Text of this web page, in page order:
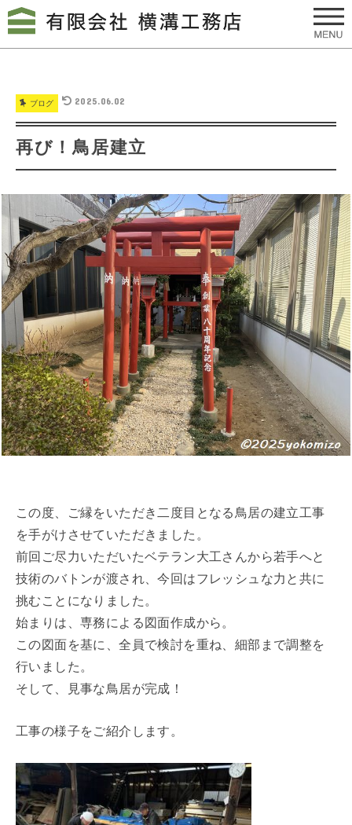
ブログ 2025.06.02
再び！鳥居建立
この度、ご縁をいただき二度目となる鳥居の建立工事
を手がけさせていただきました。
前回ご尽力いただいたベテラン大工さんから若手へと
技術のバトンが渡され、今回はフレッシュな力と共に
挑むことになりました。
始まりは、専務による図面作成から。
この図面を基に、全員で検討を重ね、細部まで調整を
行いました。
そして、見事な鳥居が完成！
工事の様子をご紹介します。